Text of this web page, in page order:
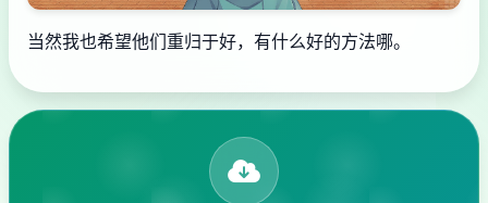
当然我也希望他们重归于好，有什么好的方法哪。